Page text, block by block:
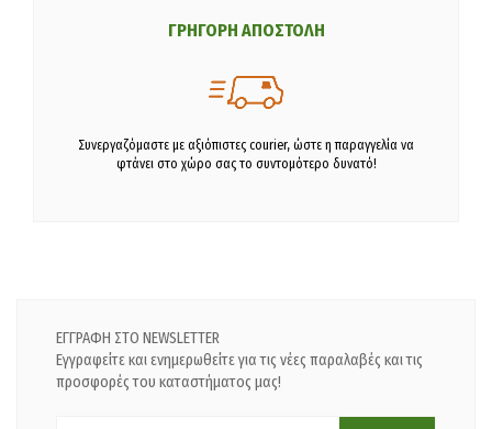
ΓΡΗΓΟΡΗ ΑΠΟΣΤΟΛΗ
Συνεργαζόμαστε με αξιόπιστες courier, ώστε η παραγγελία να
φτάνει στο χώρο σας το συντομότερο δυνατό!
ΕΓΓΡΑΦΗ ΣΤΟ NEWSLETTER
Εγγραφείτε και ενημερωθείτε για τις νέες παραλαβές και τις
προσφορές του καταστήματος μας!